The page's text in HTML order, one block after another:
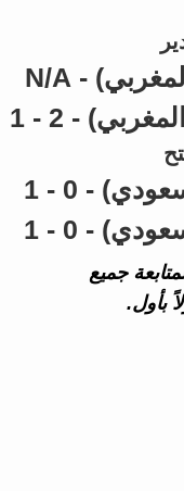
جميع
بأول.